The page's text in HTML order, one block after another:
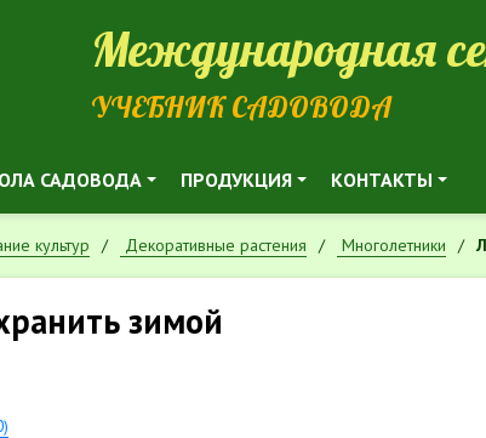
Международная
УЧЕБНИК САДОВОДА
САДОВОДА ПРОДУКЦИЯ КОНТАКТЫ
культур Декоративные растения Многолетники
зимой